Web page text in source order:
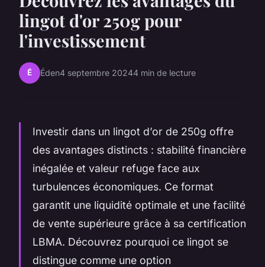
lingot d'or 250g pour
l'investissement
É Éden4 septembre 20244 min de lecture
Investir dans un lingot d’or de 250g offre
des avantages distincts : stabilité financière
inégalée et valeur refuge face aux
turbulences économiques. Ce format
garantit une liquidité optimale et une facilité
de vente supérieure grâce à sa certification
LBMA. Découvrez pourquoi ce lingot se
distingue comme une option